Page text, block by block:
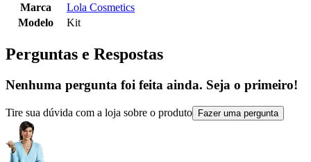
Marca
Lola Cosmetics
Modelo
Kit
Perguntas e Respostas
Nenhuma pergunta foi feita ainda. Seja o primeiro!
Tire sua dúvida com a loja sobre o produto Fazer uma pergunta